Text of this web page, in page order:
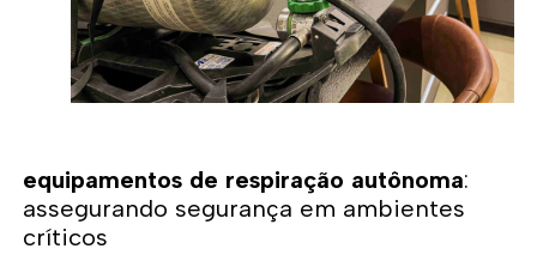
equipamentos de respiração autônoma:
assegurando segurança em ambientes
críticos